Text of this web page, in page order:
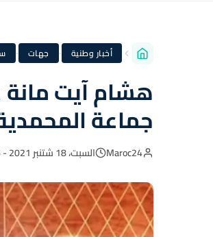
أخبار وطنية · جهات ·
هشام آيت مانة
جماعة
Maroc24 السبت، 18 شتنبر 2021 - 19:16